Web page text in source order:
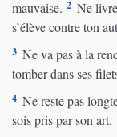
mauvaise. 2 Ne
s’élève contre ton
3 Ne va pas à la
tomber dans ses
4 Ne reste pas
sois pris par son art.